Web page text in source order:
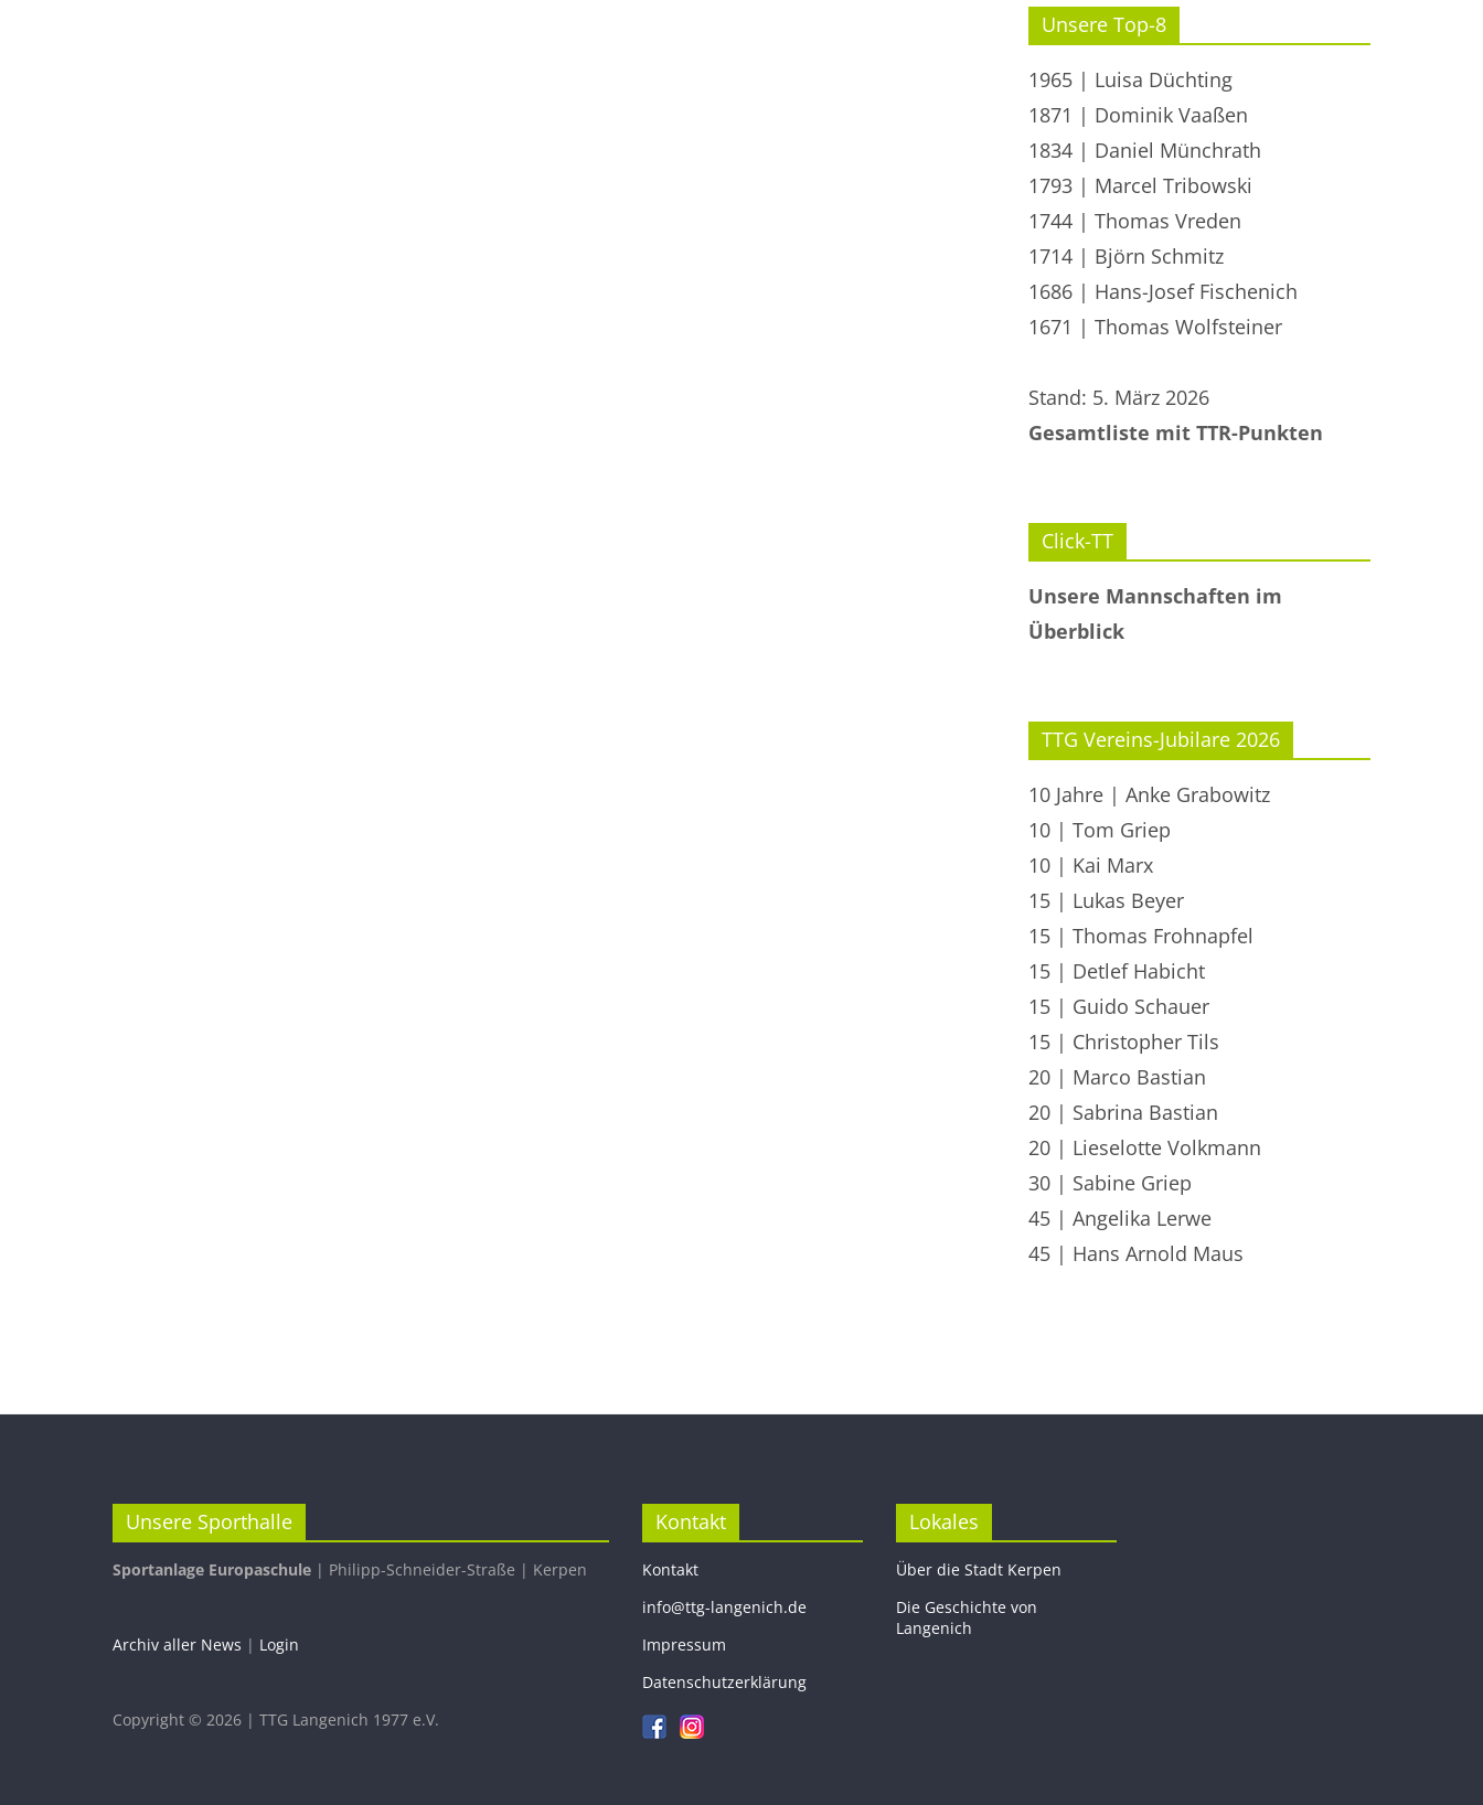
Unsere Top-8
1965 | Luisa Düchting
1871 | Dominik Vaaßen
1834 | Daniel Münchrath
1793 | Marcel Tribowski
1744 | Thomas Vreden
1714 | Björn Schmitz
1686 | Hans-Josef Fischenich
1671 | Thomas Wolfsteiner
Stand: 5. März 2026
Gesamtliste mit TTR-Punkten
Click-TT
Unsere Mannschaften im
Überblick
TTG Vereins-Jubilare 2026
10 Jahre | Anke Grabowitz
10 | Tom Griep
10 | Kai Marx
15 | Lukas Beyer
15 | Thomas Frohnapfel
15 | Detlef Habicht
15 | Guido Schauer
15 | Christopher Tils
20 | Marco Bastian
20 | Sabrina Bastian
20 | Lieselotte Volkmann
30 | Sabine Griep
45 | Angelika Lerwe
45 | Hans Arnold Maus
Unsere Sporthalle
Sportanlage Europaschule | Philipp-Schneider-Straße | Kerpen
Archiv aller News | Login
Copyright © 2026 | TTG Langenich 1977 e.V.
Kontakt
Kontakt
info@ttg-langenich.de
Impressum
Datenschutzerklärung
Lokales
Über die Stadt Kerpen
Die Geschichte von
Langenich